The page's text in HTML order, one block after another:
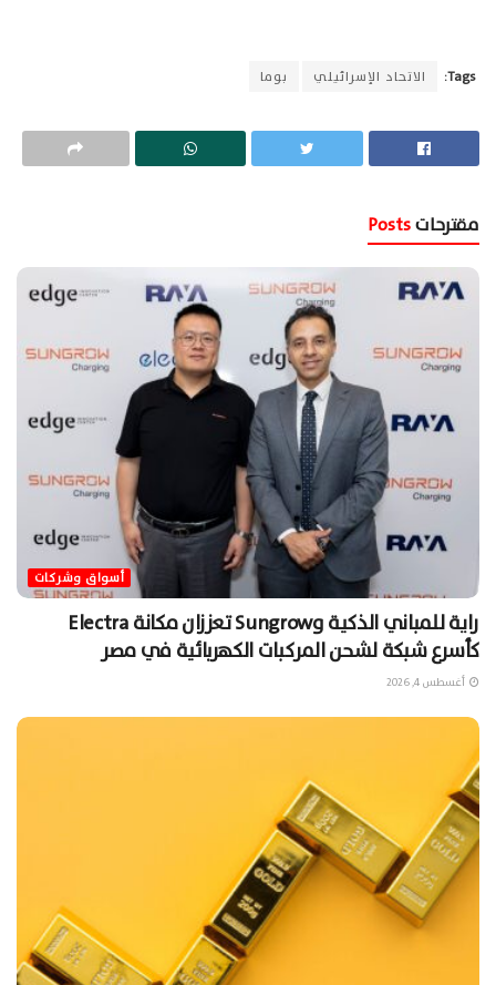
Tags: الاتحاد الإسرائيلي بوما
مقترحات
أسواق وشركات
راية للمباني الذكية وSungrow تعززان مكانة Electra
كأسرع شبكة لشحن المركبات الكهربائية في مصر
أغسطس 4, 2026